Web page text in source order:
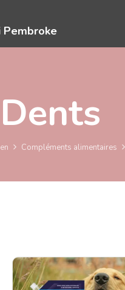
Pembroke
Dents
Compléments alimentaires